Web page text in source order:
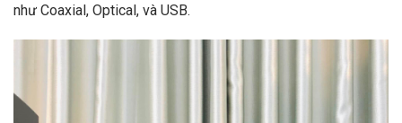
như Coaxial, Optical, và USB.